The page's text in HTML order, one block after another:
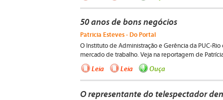
50 anos de bons negócios
Patricia Esteves - Do Portal
O Instituto de Administração e Gerência da PUC-
mercado de trabalho. Veja na reportagem de
Leia Leia Ouça
O representante do telespectador